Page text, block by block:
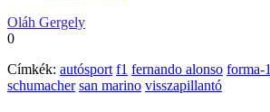
Oláh Gergely
0
Címkék: autósport f1 fernando alonso forma-1
schumacher san marino visszapillantó